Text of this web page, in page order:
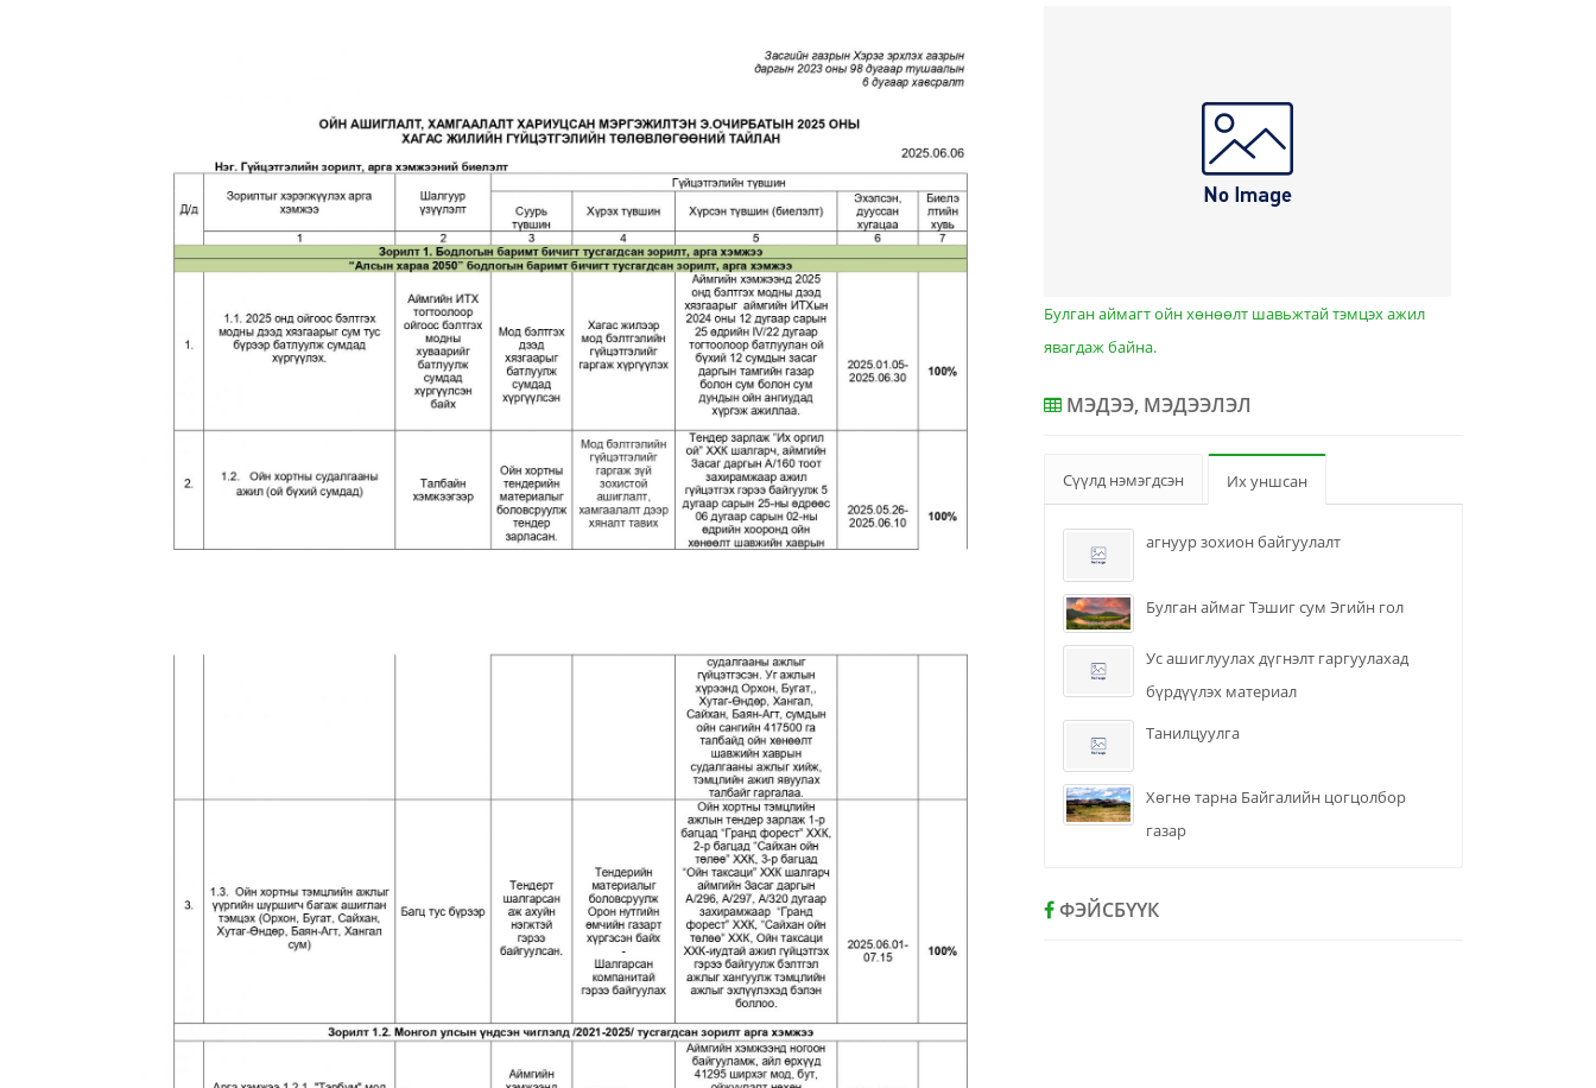
Булган аймагт ойн хөнөөлт шавьжтай тэмцэх ажил
явагдаж байна.
МЭДЭЭ, МЭДЭЭЛЭЛ
Сүүлд нэмэгдсэн Их уншсан
агнуур зохион байгуулалт
Булган аймаг Тэшиг сум Эгийн гол
Ус ашиглуулах дүгнэлт гаргуулахад
бүрдүүлэх материал
Танилцуулга
Хөгнө тарна Байгалийн цогцолбор
газар
ФЭЙСБҮҮК